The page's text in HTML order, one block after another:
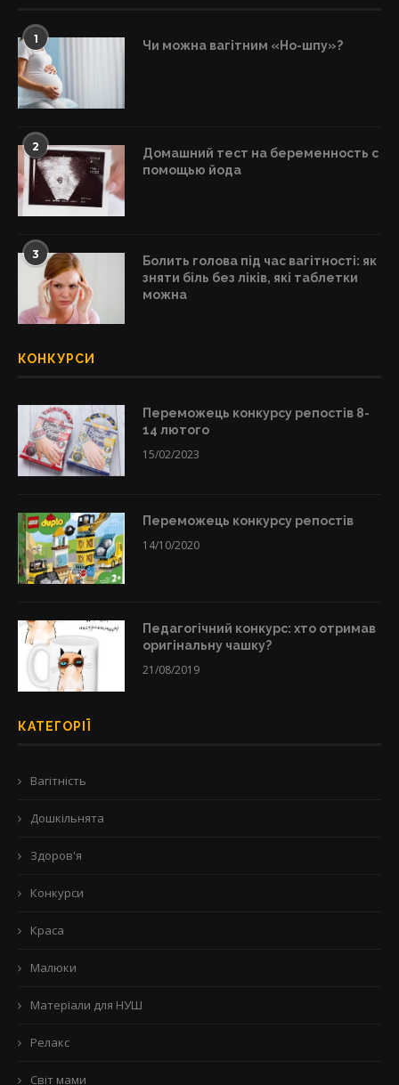
1 Чи можна вагітним «Но-шпу»?
2
Домашний тест на беременность с
помощью йода
3
Болить голова під час вагітності: як
зняти біль без ліків, які таблетки
можна
КОНКУРСИ
Переможець конкурсу репостів 8-
14 лютого
15/02/2023
Переможець конкурсу репостів
14/10/2020
Педагогічний конкурс: хто отримав
оригінальну чашку?
21/08/2019
КАТЕГОРІЇ
Вагітність
Дошкільнята
Здоров'я
Конкурси
Краса
Малюки
Матеріали для НУШ
Релакс
Світ мами